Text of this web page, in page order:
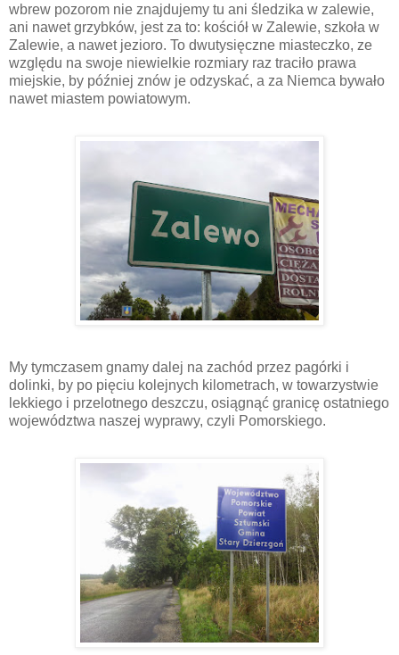
wbrew pozorom nie znajdujemy tu ani śledzika w zalewie,
ani nawet grzybków, jest za to: kościół w Zalewie, szkoła w
Zalewie, a nawet jezioro. To dwutysięczne miasteczko, ze
względu na swoje niewielkie rozmiary raz traciło prawa
miejskie, by później znów je odzyskać, a za Niemca bywało
nawet miastem powiatowym.
My tymczasem gnamy dalej na zachód przez pagórki i
dolinki, by po pięciu kolejnych kilometrach, w towarzystwie
lekkiego i przelotnego deszczu, osiągnąć granicę ostatniego
województwa naszej wyprawy, czyli Pomorskiego.